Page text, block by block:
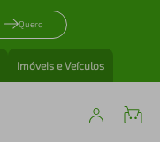
Quero
Imóveis e Veículos